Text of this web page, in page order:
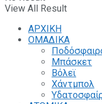
View All Result
ΑΡΧΙΚΗ
ΟΜΑΔΙΚΑ
Μπάσκετ
Βόλεϊ
Χάντμπολ